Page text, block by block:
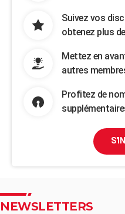
Suivez vos
obtenez plus
Mettez en
autres
Profitez de
NEWSLETTERS